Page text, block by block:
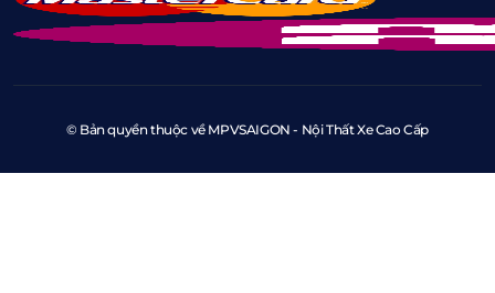
© Bản quyền thuộc về MPVSAIGON - Nội Thất Xe Cao Cấp